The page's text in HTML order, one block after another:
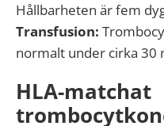
Hållbarheten är fem
Transfusion:
normalt under cirka 30
HLA-matchat